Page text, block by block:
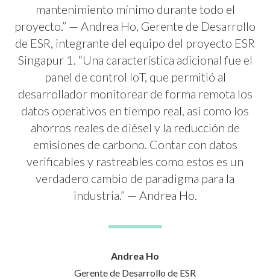
mantenimiento mínimo durante todo el
proyecto.” — Andrea Ho, Gerente de Desarrollo
de ESR, integrante del equipo del proyecto ESR
Singapur 1. “Una característica adicional fue el
panel de control IoT, que permitió al
desarrollador monitorear de forma remota los
datos operativos en tiempo real, así como los
ahorros reales de diésel y la reducción de
emisiones de carbono. Contar con datos
verificables y rastreables como estos es un
verdadero cambio de paradigma para la
industria.” — Andrea Ho.
Andrea Ho
Gerente de Desarrollo de ESR